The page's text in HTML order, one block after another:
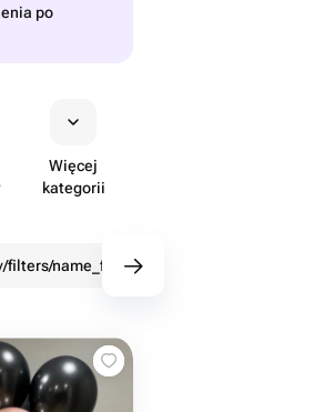
po
Więcej
kategorii
filters/name_fast_delivery